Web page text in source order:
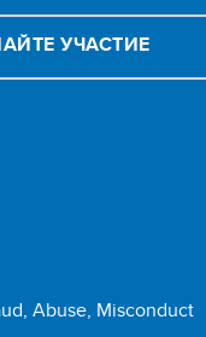
УЧАСТИЕ
Abuse, Misconduct